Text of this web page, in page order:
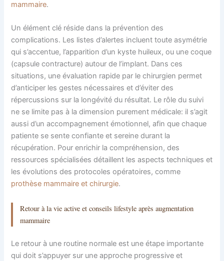
mammaire.
Un élément clé réside dans la prévention des
complications. Les listes d’alertes incluent toute asymétrie
qui s’accentue, l’apparition d’un kyste huileux, ou une coque
(capsule contracture) autour de l’implant. Dans ces
situations, une évaluation rapide par le chirurgien permet
d’anticiper les gestes nécessaires et d’éviter des
répercussions sur la longévité du résultat. Le rôle du suivi
ne se limite pas à la dimension purement médicale: il s’agit
aussi d’un accompagnement émotionnel, afin que chaque
patiente se sente confiante et sereine durant la
récupération. Pour enrichir la compréhension, des
ressources spécialisées détaillent les aspects techniques et
les évolutions des protocoles opératoires, comme
prothèse mammaire et chirurgie.
Retour à la vie active et conseils lifestyle après augmentation
mammaire
Le retour à une routine normale est une étape importante
qui doit s’appuyer sur une approche progressive et